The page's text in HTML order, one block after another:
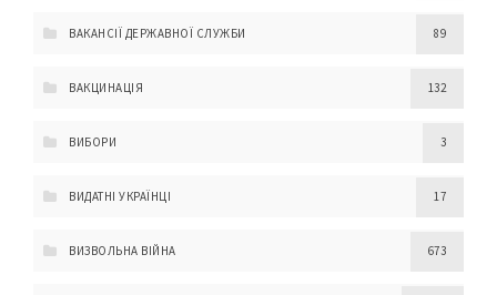
ВАКАНСІЇ ДЕРЖАВНОЇ СЛУЖБИ 89
ВАКЦИНАЦІЯ 132
ВИБОРИ 3
ВИДАТНІ УКРАЇНЦІ 17
ВИЗВОЛЬНА ВІЙНА 673